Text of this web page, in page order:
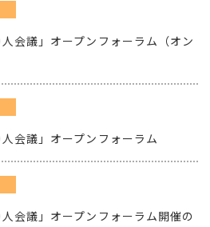
会議」オープンフォーラム（オン
会議」オープンフォーラム
会議」オープンフォーラム開催の